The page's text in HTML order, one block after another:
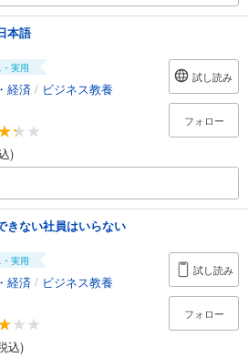
本語
実用
経済 / ビジネス教養
)
試し読み
フォロー
きない社員はいらない
実用
経済 / ビジネス教養
込)
試し読み
フォロー